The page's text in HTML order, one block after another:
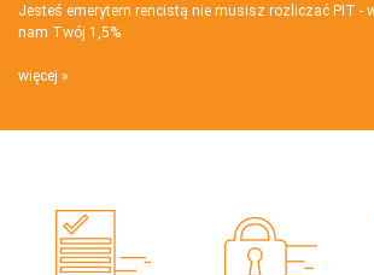
Jesteś emerytem rencistą nie musisz rozliczać PIT -
nam Twój 1,5%
więcej